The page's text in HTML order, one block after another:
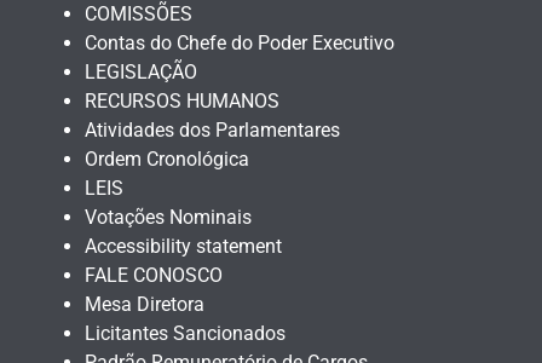
COMISSÕES
Contas do Chefe do Poder Executivo
LEGISLAÇÃO
RECURSOS HUMANOS
Atividades dos Parlamentares
Ordem Cronológica
LEIS
Votações Nominais
Accessibility statement
FALE CONOSCO
Mesa Diretora
Licitantes Sancionados